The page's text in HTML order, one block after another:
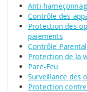
Anti-
Contrôle des
Protection des
paiements
Contrôle Parental
Protection de la
Pare-Feu
Surveillance des
Protection